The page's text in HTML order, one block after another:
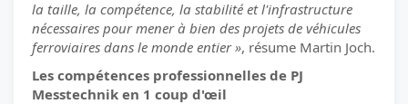
la taille, la compétence, la stabilité et l'infrastructure
nécessaires pour mener à bien des projets de véhicules
ferroviaires dans le monde entier », résume Martin Joch.
Les compétences professionnelles de PJ
Messtechnik en 1 coup d'œil